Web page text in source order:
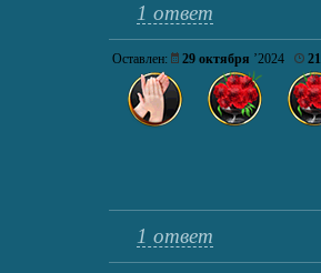
1 ответ
Оставлен: 29 октября ’2024
1 ответ